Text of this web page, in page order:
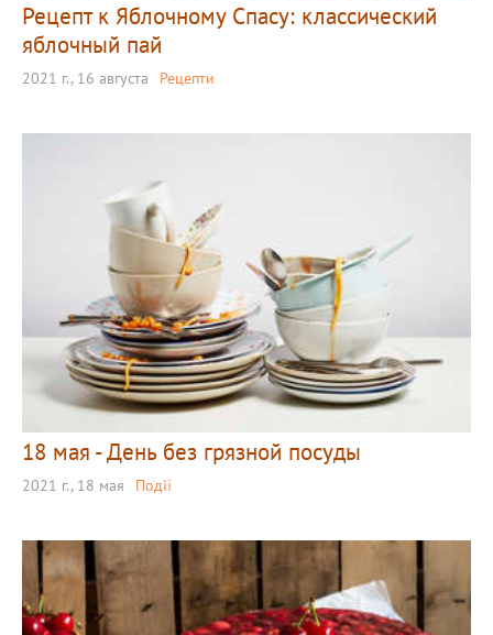
Рецепт к Яблочному Спасу: классический
яблочный пай
2021 г., 16 августа Рецепти
18 мая - День без грязной посуды
2021 г., 18 мая Події